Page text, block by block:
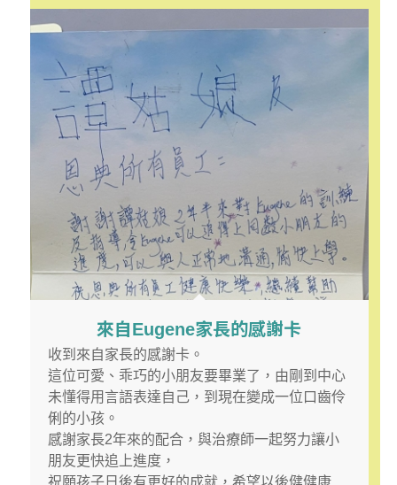
來自Eugene家長的感謝卡
收到來自家長的感謝卡。
這位可愛、乖巧的小朋友要畢業了，由剛到中心
未懂得用言語表達自己，到現在變成一位口齒伶
俐的小孩。
感謝家長2年來的配合，與治療師一起努力讓小
朋友更快追上進度，
祝願孩子日後有更好的成就，希望以後健健康